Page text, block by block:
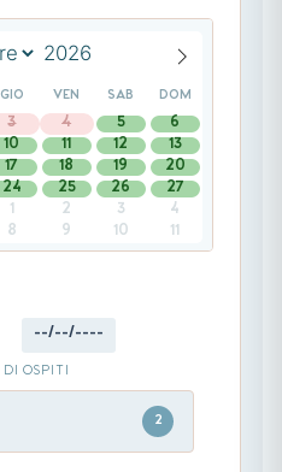
GIO VEN SAB DOM
3 4 5
6
10 11 12
13
17 18 19
20
24 25 26
27
1 2 3
4
8 9 10 11
--/--/----
OSPITI
2